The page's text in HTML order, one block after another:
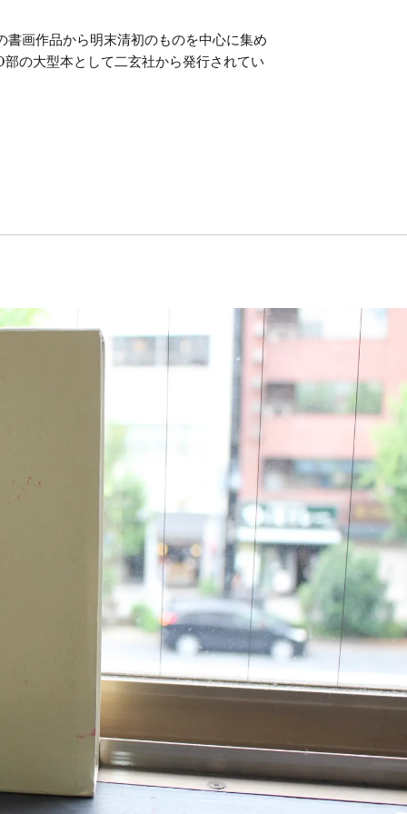
画作品から明末清初のものを中心に集め
の大型本として二玄社から発行されてい